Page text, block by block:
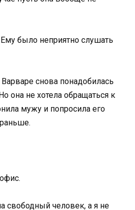
было неприятно слушать
снова понадобилась
она не хотела обращаться к
мужу и попросила его
свободный человек, а я не